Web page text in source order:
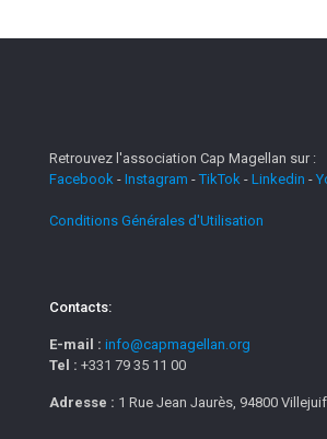
Retrouvez l'association Cap Magellan sur :
Facebook - Instagram -TikTok - Linkedin -
Conditions Générales d'Utilisation
Contacts:
E-mail : info@capmagellan.org
Tel : +331 79 35 11 00
Adresse : 1 Rue Jean Jaurès, 94800 Villejuif